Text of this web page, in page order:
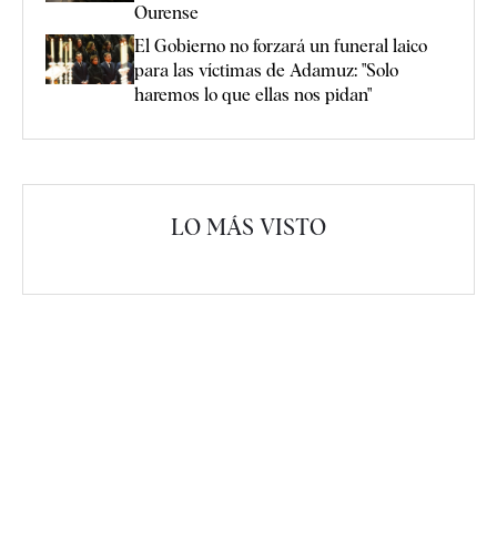
Ourense
El Gobierno no forzará un funeral laico
para las víctimas de Adamuz: "Solo
haremos lo que ellas nos pidan"
LO MÁS VISTO